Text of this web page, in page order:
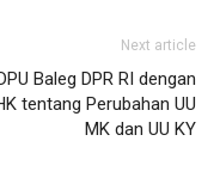
Next article
Baleg DPR RI dengan
tentang Perubahan UU
MK dan UU KY